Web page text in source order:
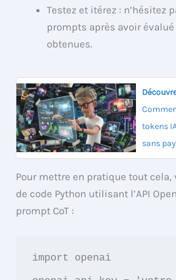
Testez et itérez : n’hésitez
prompts après avoir
obtenues.
tokens
sans
Pour mettre en pratique tout
de code Python utilisant l’API
prompt CoT :
import openai